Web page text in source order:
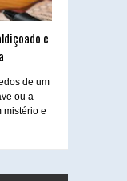
e
de um
ou a
mistério e